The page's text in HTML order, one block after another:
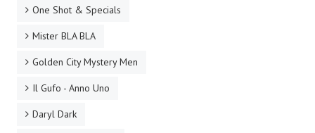
Necro
Solaris*
Saggistica
Edikolè
One Shot & Specials
Mister BLA BLA
Golden City Mystery Men
Il Gufo - Anno Uno
Daryl Dark